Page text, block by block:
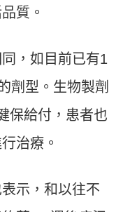
質。
，如目前已有1
劑型。生物製劑
保給付，患者也
治療。
示，和以往不